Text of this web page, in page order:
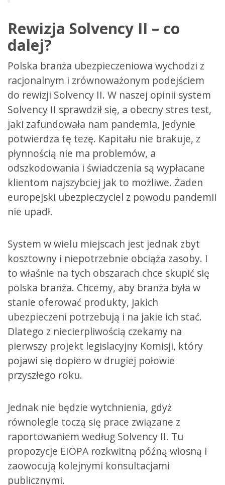
Rewizja Solvency II – co
dalej?
Polska branża ubezpieczeniowa wychodzi z
racjonalnym i zrównoważonym podejściem
do rewizji Solvency II. W naszej opinii system
Solvency II sprawdził się, a obecny stres test,
jaki zafundowała nam pandemia, jedynie
potwierdza tę tezę. Kapitału nie brakuje, z
płynnością nie ma problemów, a
odszkodowania i świadczenia są wypłacane
klientom najszybciej jak to możliwe. Żaden
europejski ubezpieczyciel z powodu pandemii
nie upadł.
System w wielu miejscach jest jednak zbyt
kosztowny i niepotrzebnie obciąża zasoby. I
to właśnie na tych obszarach chce skupić się
polska branża. Chcemy, aby branża była w
stanie oferować produkty, jakich
ubezpieczeni potrzebują i na jakie ich stać.
Dlatego z niecierpliwością czekamy na
pierwszy projekt legislacyjny Komisji, który
pojawi się dopiero w drugiej połowie
przyszłego roku.
Jednak nie będzie wytchnienia, gdyż
równolegle toczą się prace związane z
raportowaniem według Solvency II. Tu
propozycje EIOPA rozkwitną późną wiosną i
zaowocują kolejnymi konsultacjami
publicznymi.